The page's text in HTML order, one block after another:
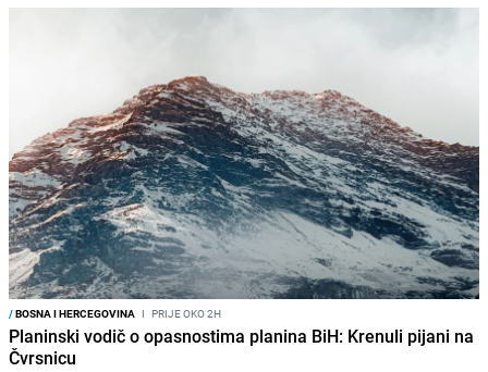
/BOSNA I HERCEGOVINA I PRIJE OKO 2H
Planinski vodič o opasnostima planina BiH: Krenuli pijani na
Čvrsnicu